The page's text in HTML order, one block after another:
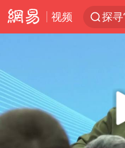
视频
探
美
河